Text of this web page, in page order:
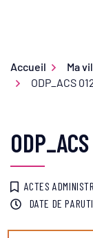
Accueil Ma
ODP_ACS
ACTES
DATE DE